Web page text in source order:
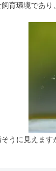
育環境であり
うに見えます